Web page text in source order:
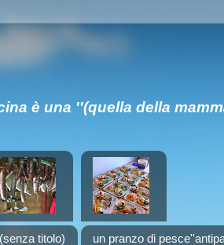
è una ''(quella della
(senza titolo) un pranzo di